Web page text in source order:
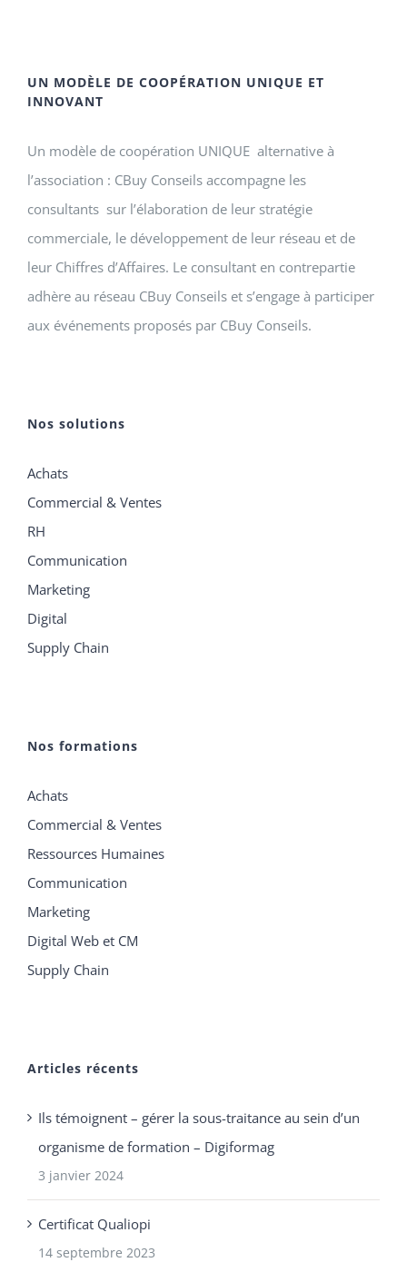
UN MODÈLE DE COOPÉRATION UNIQUE ET
INNOVANT
Un modèle de coopération UNIQUE alternative à
l’association : CBuy Conseils accompagne les
consultants sur l’élaboration de leur stratégie
commerciale, le développement de leur réseau et de
leur Chiffres d’Affaires. Le consultant en contrepartie
adhère au réseau CBuy Conseils et s’engage à participer
aux événements proposés par CBuy Conseils.
Nos solutions
Achats
Commercial & Ventes
RH
Communication
Marketing
Digital
Supply Chain
Nos formations
Achats
Commercial & Ventes
Ressources Humaines
Communication
Marketing
Digital Web et CM
Supply Chain
Articles récents
Ils témoignent – gérer la sous-traitance au sein d’un
organisme de formation – Digiformag
3 janvier 2024
Certificat Qualiopi
14 septembre 2023